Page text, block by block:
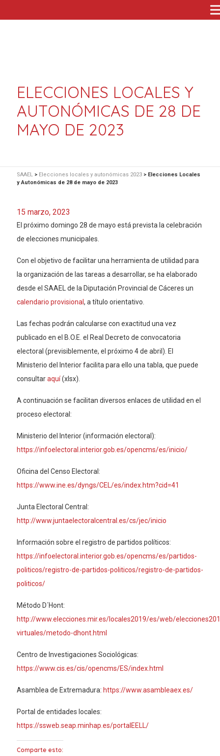
ELECCIONES LOCALES Y
AUTONÓMICAS DE 28 DE
MAYO DE 2023
SAAEL> Elecciones locales y autonómicas 2023> Elecciones Locales
y Autonómicas de 28 de mayo de 2023
15 marzo, 2023
El próximo domingo 28 de mayo está prevista la celebración
de elecciones municipales.
Con el objetivo de facilitar una herramienta de utilidad para
la organización de las tareas a desarrollar, se ha elaborado
desde el SAAEL de la Diputación Provincial de Cáceres un
calendario provisional , a título orientativo.
Las fechas podrán calcularse con exactitud una vez
publicado en el B.O.E. el Real Decreto de convocatoria
electoral (previsiblemente, el próximo 4 de abril). El
Ministerio del Interior facilita para ello una tabla, que puede
consultaraquí(xlsx).
A continuación se facilitan diversos enlaces de utilidad en el
proceso electoral:
Ministerio del Interior (información electoral):
https://infoelectoral.interior.gob.es/opencms/es/inicio/
Oficina del Censo Electoral:
https://www.ine.es/dyngs/CEL/es/index.htm?cid=41
Junta Electoral Central:
http://www.juntaelectoralcentral.es/cs/jec/inicio
Información sobre el registro de partidos políticos:
https://infoelectoral.interior.gob.es/opencms/es/partidos-
politicos/registro-de-partidos-politicos/registro-de-partidos-
politicos/
Método D´Hont:
http://www.elecciones.mir.es/locales2019/es/web/
virtuales/metodo-dhont.html
Centro de Investigaciones Sociológicas:
https://www.cis.es/cis/opencms/ES/index.html
Asamblea de Extremadura: https://www.asambleaex.es/
Portal de entidades locales:
https://ssweb.seap.minhap.es/portalEELL/
Comparte esto: